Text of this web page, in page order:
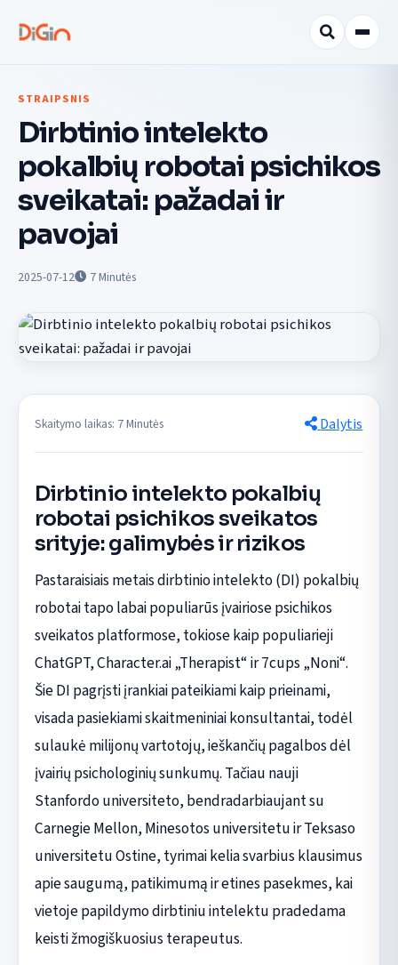
STRAIPSNIS
Dirbtinio intelekto
pokalbių robotai psichikos
sveikatai: pažadai ir
pavojai
2025-07-12 7Minutės
Skaitymo laikas: 7 Minutės Dalytis
Dirbtinio intelekto pokalbių
robotai psichikos sveikatos
srityje: galimybės ir rizikos
Pastaraisiais metais dirbtinio intelekto (DI) pokalbių
robotai tapo labai populiarūs įvairiose psichikos
sveikatos platformose, tokiose kaip populiarieji
ChatGPT, Character.ai „Therapist“ ir 7cups „Noni“.
Šie DI pagrįsti įrankiai pateikiami kaip prieinami,
visada pasiekiami skaitmeniniai konsultantai, todėl
sulaukė milijonų vartotojų, ieškančių pagalbos dėl
įvairių psichologinių sunkumų. Tačiau nauji
Stanfordo universiteto, bendradarbiaujant su
Carnegie Mellon, Minesotos universitetu ir Teksaso
universitetu Ostine, tyrimai kelia svarbius klausimus
apie saugumą, patikimumą ir etines pasekmes, kai
vietoje papildymo dirbtiniu intelektu pradedama
keisti žmogiškuosius terapeutus.